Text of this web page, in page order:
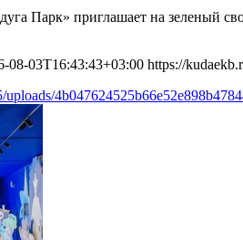
Парк» приглашает на зеленый
08-03T16:43:43+03:00 https://